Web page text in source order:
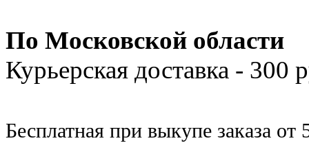
По Московской области
Курьерская доставка -
Бесплатная при выкупе заказа от